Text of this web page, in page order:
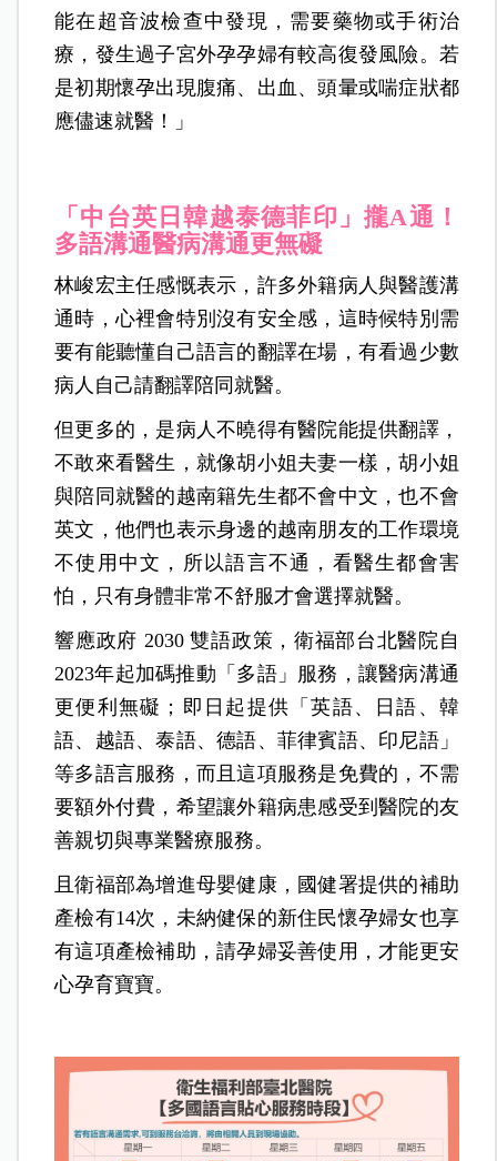
能在超音波檢查中發現，需要藥物或手術治
療，發生過子宮外孕孕婦有較高復發風險。若
是初期懷孕出現腹痛、出血、頭暈或喘症狀都
應儘速就醫！」
「中台英日韓越泰德菲印」攏A通！
多語溝通醫病溝通更無礙
林峻宏主任感慨表示，許多外籍病人與醫護溝
通時，心裡會特別沒有安全感，這時候特別需
要有能聽懂自己語言的翻譯在場，有看過少數
病人自己請翻譯陪同就醫。
但更多的，是病人不曉得有醫院能提供翻譯，
不敢來看醫生，就像胡小姐夫妻一樣，胡小姐
與陪同就醫的越南籍先生都不會中文，也不會
英文，他們也表示身邊的越南朋友的工作環境
不使用中文，所以語言不通，看醫生都會害
怕，只有身體非常不舒服才會選擇就醫。
響應政府 2030 雙語政策，衛福部台北醫院自
2023年起加碼推動「多語」服務，讓醫病溝通
更便利無礙；即日起提供「英語、日語、韓
語、越語、泰語、德語、菲律賓語、印尼語」
等多語言服務，而且這項服務是免費的，不需
要額外付費，希望讓外籍病患感受到醫院的友
善親切與專業醫療服務。
且衛福部為增進母嬰健康，國健署提供的補助
產檢有14次，未納健保的新住民懷孕婦女也享
有這項產檢補助，請孕婦妥善使用，才能更安
心孕育寶寶。